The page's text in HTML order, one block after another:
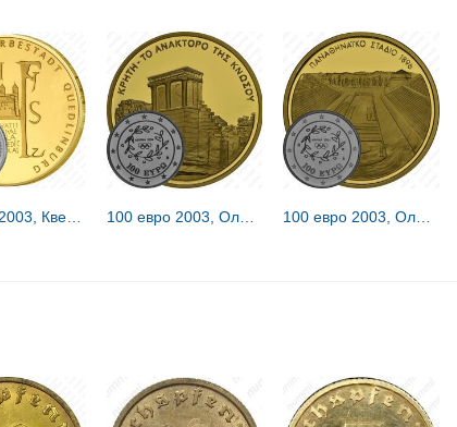
100 евро 2003, Олимпиада в Афинах, Кносский дворец [Греция] 100 евро 2003, Олимпиада в Афинах [Греция] Proof